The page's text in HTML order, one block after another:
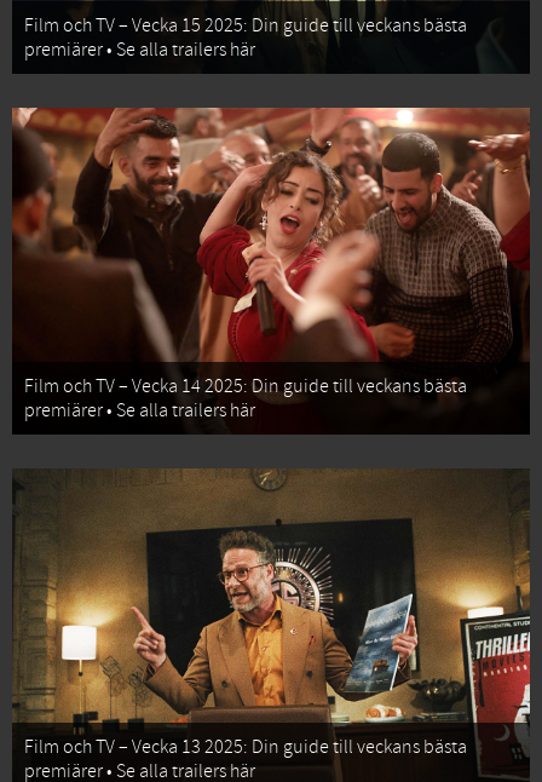
Film och TV – Vecka 15 2025: Din guide till veckans bästa
premiärer • Se alla trailers här
Film och TV – Vecka 14 2025: Din guide till veckans bästa
premiärer • Se alla trailers här
Film och TV – Vecka 13 2025: Din guide till veckans bästa
premiärer • Se alla trailers här